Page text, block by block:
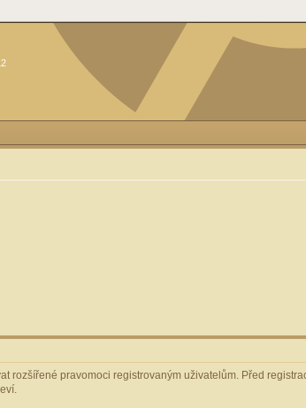
rozšířené pravomoci registrovaným uživatelům. Před